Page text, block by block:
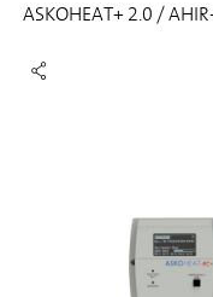
ASKOHEAT+ 2.0 /